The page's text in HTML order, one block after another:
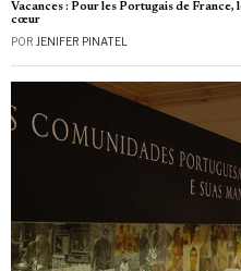
Vacances : Pour les Portugais de
cœur
POR JENIFER PINATEL